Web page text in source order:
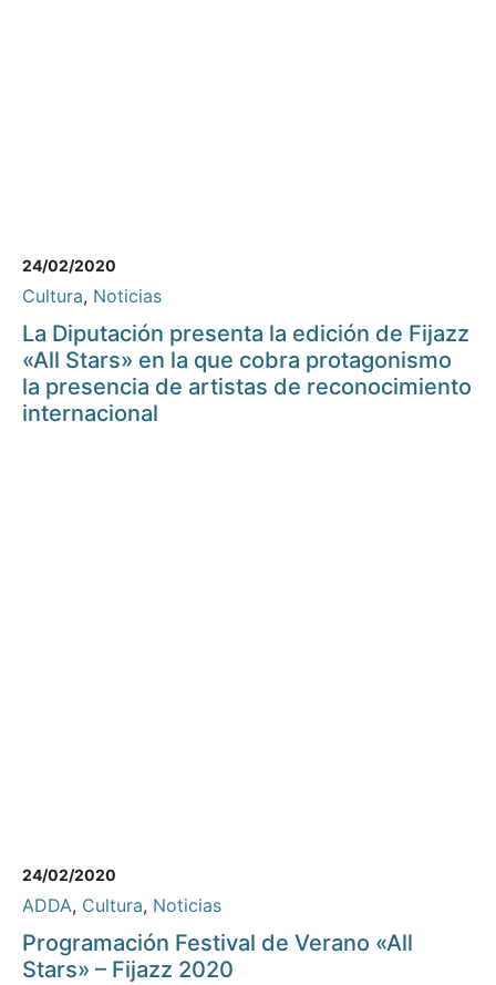
24/02/2020
Cultura, Noticias
La Diputación presenta la edición de Fijazz
«All Stars» en la que cobra protagonismo
la presencia de artistas de reconocimiento
internacional
24/02/2020
ADDA, Cultura, Noticias
Programación Festival de Verano «All
Stars» – Fijazz 2020